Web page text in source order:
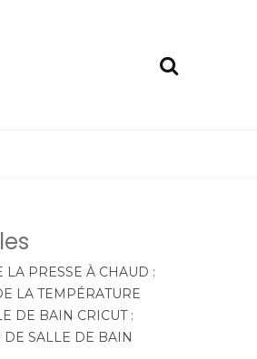
LA PRESSE À CHAUD :
LA TEMPÉRATURE
DE BAIN CRICUT :
DE SALLE DE BAIN